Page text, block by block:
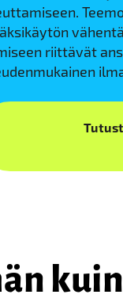
riittävät
kuin